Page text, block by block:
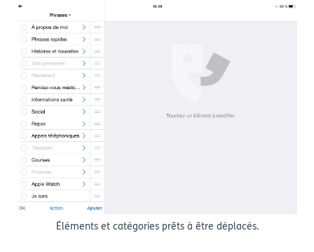
Éléments et catégories prêts à être déplacés.